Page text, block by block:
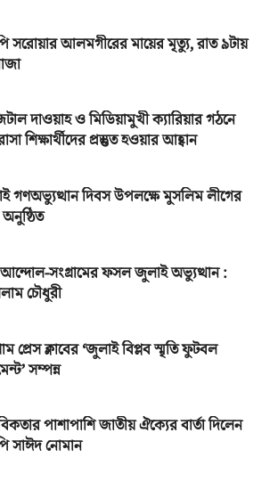
সরোয়ার আলমগীরের মায়ের মৃত্যু, রাত ৯টায়
দাওয়াহ ও মিডিয়ামুখী ক্যারিয়ার গঠনে
শিক্ষার্থীদের প্রস্তুত হওয়ার আহ্বান
গণঅভ্যুত্থান দিবস উপলক্ষে মুসলিম লীগের
আন্দোল-সংগ্রামের ফসল জুলাই অভ্যুত্থান :
চৌধুরী
প্রেস ক্লাবের ‘জুলাই বিপ্লব স্মৃতি ফুটবল
সম্পন্ন
পাশাপাশি জাতীয় ঐক্যের বার্তা দিলেন
সাঈদ নোমান